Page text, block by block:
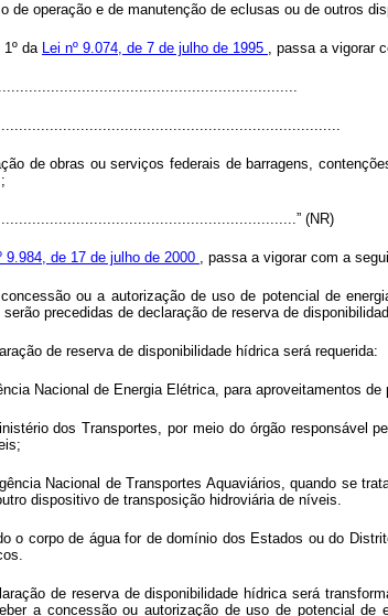
de operação e de manutenção de eclusas ou de outros
da Lei nº 9.074, de 7 de julho de 1995 , passa a vigorar
de obras ou serviços federais de barragens,
(NR)
9.984, de 17 de julho de 2000 , passa a vigorar com a
ou a autorização de uso de potencial de
precedidas de declaração de reserva de
de reserva de disponibilidade hídrica será requerida:
Nacional de Energia Elétrica, para aproveitamentos
dos Transportes, por meio do órgão responsável
Nacional de Transportes Aquaviários, quando se
dispositivo de transposição hidroviária de níveis.
o corpo de água for de domínio dos Estados ou do
de reserva de disponibilidade hídrica será
a concessão ou autorização de uso de potencial